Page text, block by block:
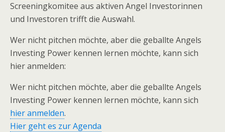
Screeningkomitee aus aktiven Angel Investorinnen
und Investoren trifft die Auswahl.
Wer nicht pitchen möchte, aber die geballte Angels
Investing Power kennen lernen möchte, kann sich
hier anmelden:
Wer nicht pitchen möchte, aber die geballte Angels
Investing Power kennen lernen möchte, kann sich
hier anmelden.
Hier geht es zur Agenda